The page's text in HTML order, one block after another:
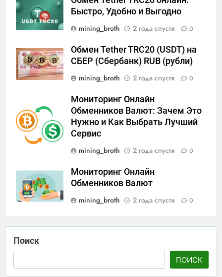
Быстро, Удобно и Выгодно
mining_broth
2 года спустя 0
Обмен Tether TRC20 (USDT) на
СБЕР (Сбербанк) RUB (рубли)
mining_broth
2 года спустя 0
Мониторинг Онлайн
Обменников Валют: Зачем Это
Нужно и Как Выбрать Лучший
Сервис
mining_broth
2 года спустя 0
Мониторинг Онлайн
Обменников Валют
mining_broth
2 года спустя 0
Поиск
ПОИСК